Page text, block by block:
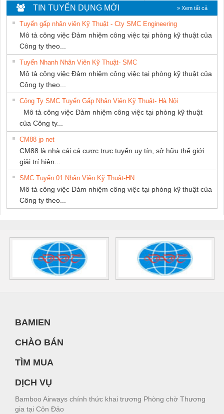
THIÊN ÂN VIỆT
NAM
Ba Miền
SUPPLY
TIN TUYỂN DỤNG MỚI » Xem tất cả
Tuyển gấp nhân viên Kỹ Thuật - Cty SMC Engineering
Mô tả công việc Đảm nhiệm công việc tại phòng kỹ thuật của
Công ty theo...
Tuyển Nhanh Nhân Viên Kỹ Thuật- SMC
Mô tả công việc Đảm nhiệm công việc tại phòng kỹ thuật của
Công ty theo...
Công Ty SMC Tuyển Gấp Nhân Viên Kỹ Thuật- Hà Nội
Mô tả công việc Đảm nhiệm công việc tại phòng kỹ thuật
của Công ty...
CM88 jp net
CM88 là nhà cái cá cược trực tuyến uy tín, sở hữu thế giới
giải trí hiện...
SMC Tuyển 01 Nhân Viên Kỹ Thuật-HN
Mô tả công việc Đảm nhiệm công việc tại phòng kỹ thuật của
Công ty theo...
BAMIEN
CHÀO BÁN
TÌM MUA
DỊCH VỤ
Bamboo Airways chính thức khai trương Phòng chờ Thương
gia tại Côn Đảo